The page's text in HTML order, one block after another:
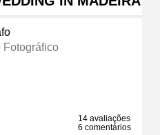
Fotográfico
14 avaliações
6 comentários